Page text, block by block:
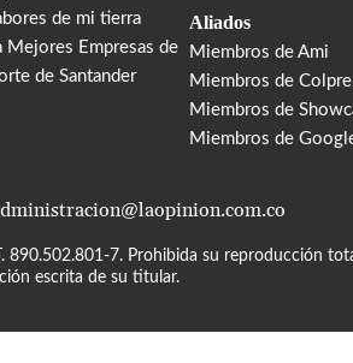
de mi tierra
Mejores Empresas de
de Santander
Aliados
Miembros de Ami
Miembros de
Miembros de
Miembros de
890.502.801-7. Prohibida su reproducción
escrita de su titular.